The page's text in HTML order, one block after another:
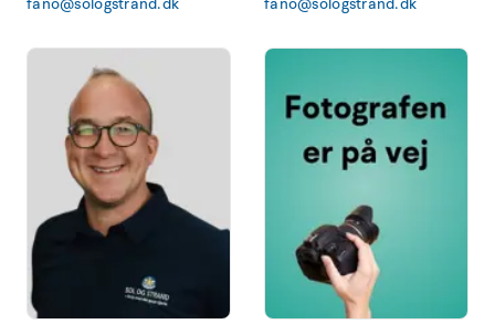
fano@sologstrand.dk
fano@sologstrand.dk